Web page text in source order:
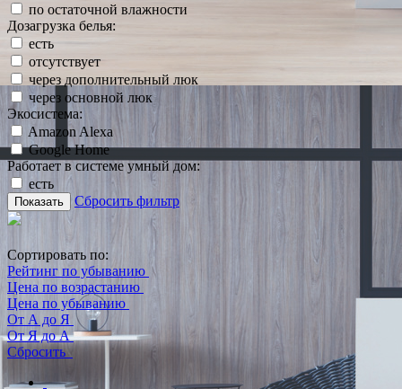
по остаточной влажности
Дозагрузка белья:
есть
отсутствует
через дополнительный люк
через основной люк
Экосистема:
Amazon Alexa
Google Home
Работает в системе умный дом:
есть
Показать Сбросить фильтр
Сортировать по:
Рейтинг по убыванию
Цена по возрастанию
Цена по убыванию
От А до Я
От Я до А
Сбросить